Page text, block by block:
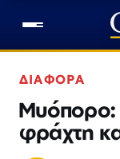
ΔΙΑΦΟΡΑ
Μυόπορο:
φράχτη